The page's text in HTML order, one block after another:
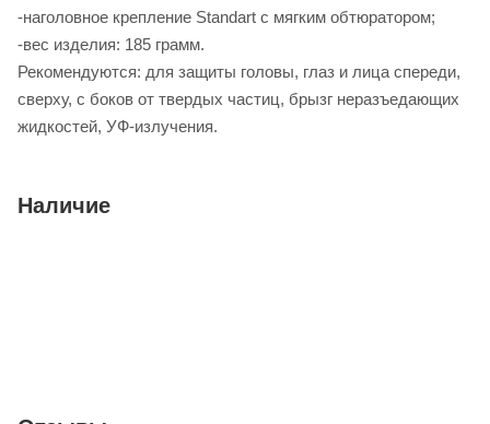
-наголовное крепление Standart с мягким обтюратором;
-вес изделия: 185 грамм.
Рекомендуются: для защиты головы, глаз и лица спереди,
сверху, с боков от твердых частиц, брызг неразъедающих
жидкостей, УФ-излучения.
Наличие